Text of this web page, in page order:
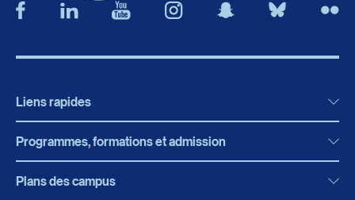
Liens rapides
Actualités
Bibliothèque
Programmes, formations et admission
Programmes, formations et admission
Plans des campus